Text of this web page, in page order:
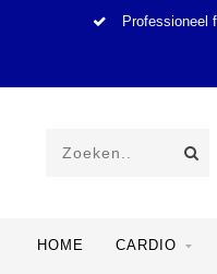
Professioneel
HOME CARDIO